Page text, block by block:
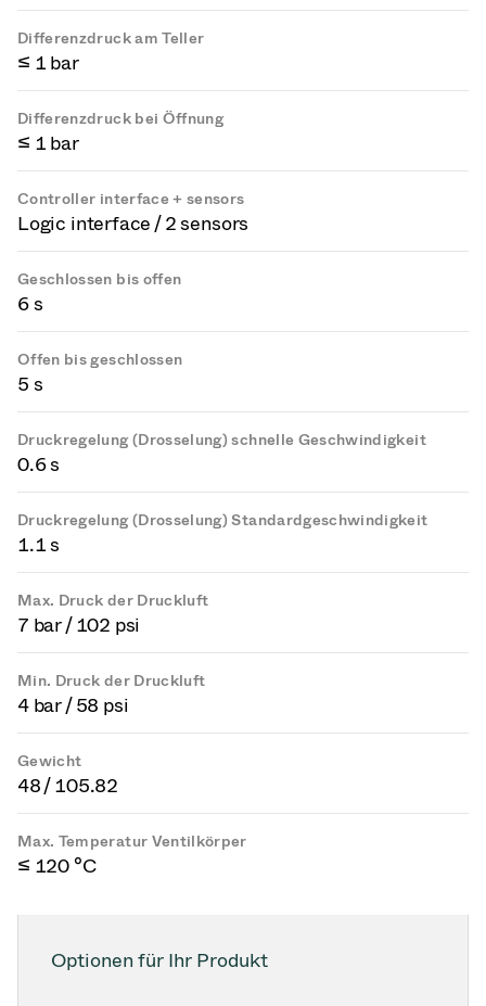
Differenzdruck am Teller
≤ 1 bar
Differenzdruck bei Öffnung
≤ 1 bar
Controller interface + sensors
Logic interface / 2 sensors
Geschlossen bis offen
6 s
Offen bis geschlossen
5 s
Druckregelung (Drosselung) schnelle Geschwindigkeit
0.6 s
Druckregelung (Drosselung) Standardgeschwindigkeit
1.1 s
Max. Druck der Druckluft
7 bar / 102 psi
Min. Druck der Druckluft
4 bar / 58 psi
Gewicht
48 / 105.82
Max. Temperatur Ventilkörper
≤ 120 °C
Optionen für Ihr Produkt